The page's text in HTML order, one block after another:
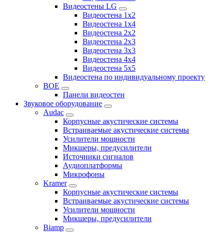
Видеостены LG
Видеостена 1x2
Видеостена 1x4
Видеостена 2x2
Видеостена 2x3
Видеостена 3x3
Видеостена 4x4
Видеостена 5x5
Видеостена по индивидуальному проекту
BOE
Панели видеостен
Звуковое оборудование
Audac
Корпусные акустические системы
Встраиваемые акустические системы
Усилители мощности
Микшеры, предусилители
Источники сигналов
Аудиоплатформы
Микрофоны
Kramer
Корпусные акустические системы
Встраиваемые акустические системы
Усилители мощности
Микшеры, предусилители
Biamp